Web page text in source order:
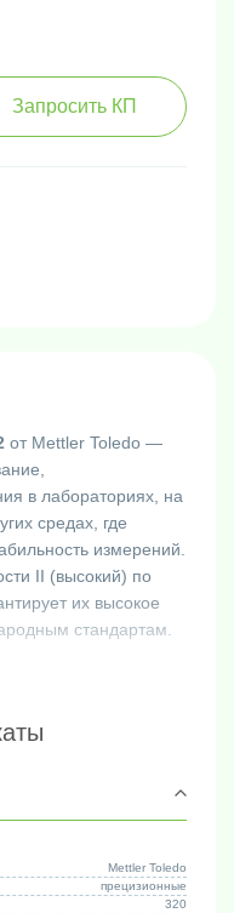
Запросить КП
от Mettler Toledo —
в лабораториях, на
средах, где
измерений.
II (высокий) по
их высокое
стандартам.
с подсветкой
русский,
Mettler Toledo
прецизионные
320